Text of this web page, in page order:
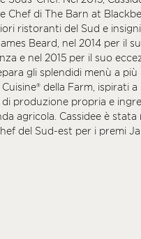
Chef di The Barn at
ristoranti del Sud e
Beard, nel 2014 per il
e nel 2015 per il suo
gli splendidi menù a più
della Farm, ispirati
di produzione propria e
agricola. Cassidee è
del Sud-est per i premi